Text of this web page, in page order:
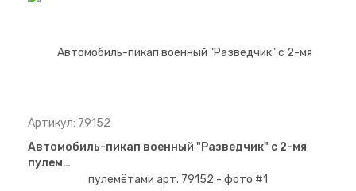
Артикул: 79152
Автомобиль-пикап военный "Разведчик" с 2-мя
пулем…